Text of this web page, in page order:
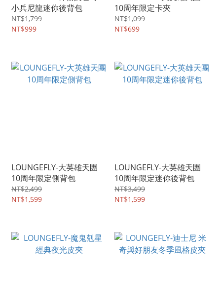
小兵尼龍迷你後背包
NT$1,799
NT$999
10周年限定卡夾
NT$1,099
NT$699
LOUNGEFLY-大英雄天團
10周年限定側背包
NT$2,499
NT$1,599
LOUNGEFLY-大英雄天團
10周年限定迷你後背包
NT$3,499
NT$1,599